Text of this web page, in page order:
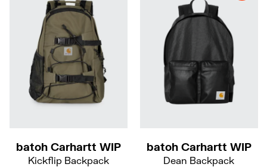
batoh Carhartt WIP
Kickflip Backpack
batoh Carhartt WIP
Dean Backpack